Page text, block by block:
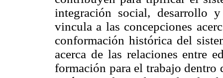
integración social, desarrollo
vincula a las concepciones
conformación histórica del
acerca de las relaciones entre
formación para el trabajo dentro